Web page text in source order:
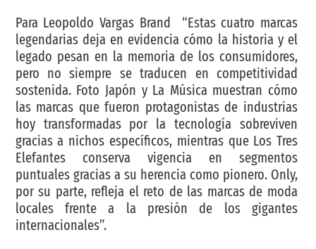
Para Leopoldo Vargas Brand “Estas cuatro marcas
legendarias deja en evidencia cómo la historia y el
legado pesan en la memoria de los consumidores,
pero no siempre se traducen en competitividad
sostenida. Foto Japón y La Música muestran cómo
las marcas que fueron protagonistas de industrias
hoy transformadas por la tecnología sobreviven
gracias a nichos específicos, mientras que Los Tres
Elefantes conserva vigencia en segmentos
puntuales gracias a su herencia como pionero. Only,
por su parte, refleja el reto de las marcas de moda
locales frente a la presión de los gigantes
internacionales”.